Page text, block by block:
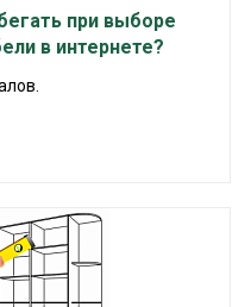
при выборе
в интернете?